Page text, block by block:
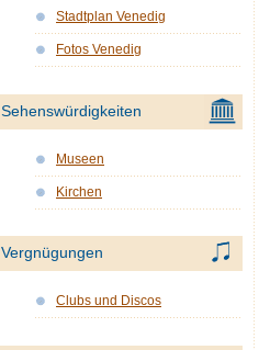
Stadtplan Venedig
Fotos Venedig
Sehenswürdigkeiten
Museen
Kirchen
Vergnügungen
Clubs und Discos